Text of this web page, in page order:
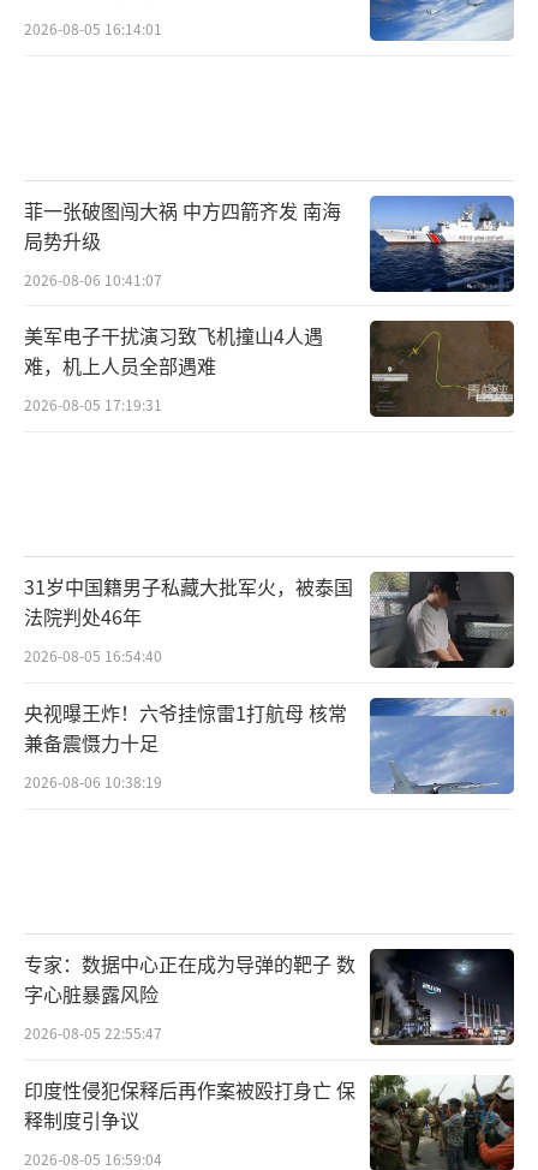
因国会参议院两党议员未能通过临时拨款
法案，自当地时间10月1日零时，美国政府再次
是最长的一次“停摆”发生在特朗普首个总统
任期内。
当地时间10月8日，美国参议院民主党人第
六次否决了一项旨在结束联邦政府停摆的法
案。目前，美国联邦政府关门已进入第二周，
解决方案几乎没有取得进展。两党互相指责对
谈判。
随着美国军人发薪日临近，两党开始了新
一轮舆论攻势。据美国福克斯新闻网报道，当
地时间10日，美国佐治亚州共和党众议员迈克
·柯林斯发布了一则数字广告，将政府持
续“关门”归咎于民主党人。他在广告中写
对此，该州民主党参议员乔恩·奥索夫则
回怼称，柯林斯利用政府“关门”来回避其他
政治话题。据国会预算办公室估计，政府“关
门”将导致大约75万名联邦雇员被迫休假，其
中包括机场工作人员。路透社提到，在政
府“关门”期间，约1.3万名空中交通管制员和
2026-08-05 16:14:01
菲一张破图闯大祸 中方四箭齐发 南海
局势升级
2026-08-06 10:41:07
美军电子干扰演习致飞机撞山4人遇
难，机上人员全部遇难
2026-08-05 17:19:31
31岁中国籍男子私藏大批军火，被泰国
法院判处46年
2026-08-05 16:54:40
央视曝王炸！六爷挂惊雷1打航母 核常
兼备震慑力十足
2026-08-06 10:38:19
专家：数据中心正在成为导弹的靶子 数
字心脏暴露风险
2026-08-05 22:55:47
印度性侵犯保释后再作案被殴打身亡 保
释制度引争议
2026-08-05 16:59:04